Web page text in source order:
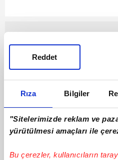
Rıza Bilgiler
"Sitelerimizde reklam ve
yürütülmesi amaçları ile
Bu çerezler, kullanıcıların
Reddet